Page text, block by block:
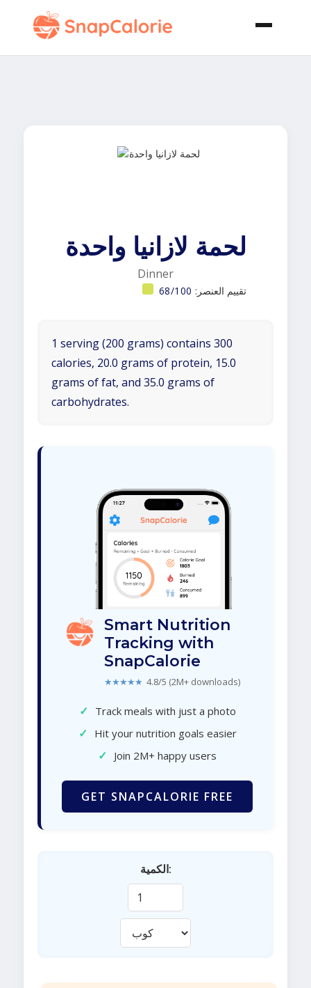
لحمة لازانيا واحدة
Dinner
تقييم العنصر: 68/100
1 serving (200 grams) contains 300
calories, 20.0 grams of protein, 15.0
grams of fat, and 35.0 grams of
carbohydrates.
Smart Nutrition
Tracking with
SnapCalorie
★★★★★ 4.8/5 (2M+ downloads)
✓ Track meals with just a photo
✓ Hit your nutrition goals easier
✓ Join 2M+ happy users
GET SNAPCALORIE FREE
الكمية: